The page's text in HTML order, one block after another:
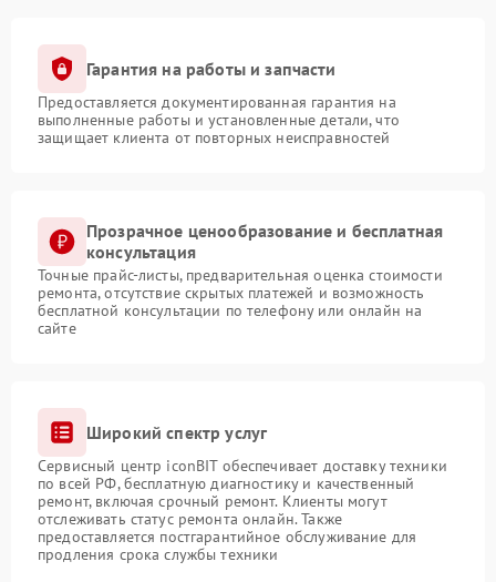
Гарантия на работы и запчасти
Предоставляется документированная гарантия на
выполненные работы и установленные детали, что
защищает клиента от повторных неисправностей
Прозрачное ценообразование и бесплатная
консультация
Точные прайс-листы, предварительная оценка стоимости
ремонта, отсутствие скрытых платежей и возможность
бесплатной консультации по телефону или онлайн на
сайте
Широкий спектр услуг
Сервисный центр iconBIT обеспечивает доставку техники
по всей РФ, бесплатную диагностику и качественный
ремонт, включая срочный ремонт. Клиенты могут
отслеживать статус ремонта онлайн. Также
предоставляется постгарантийное обслуживание для
продления срока службы техники